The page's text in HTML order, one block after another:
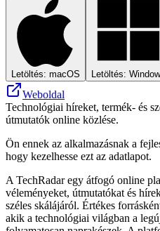
Letöltés: macOS Letöltés:
Weboldal
Technológiai híreket, termék- és
útmutatók online közlése.
Ön ennek az alkalmazásnak a
hogy kezelhesse ezt az adatlapot.
A TechRadar egy átfogó online
véleményeket, útmutatókat és
széles skálájáról. Értékes
akik a technológiai világban a